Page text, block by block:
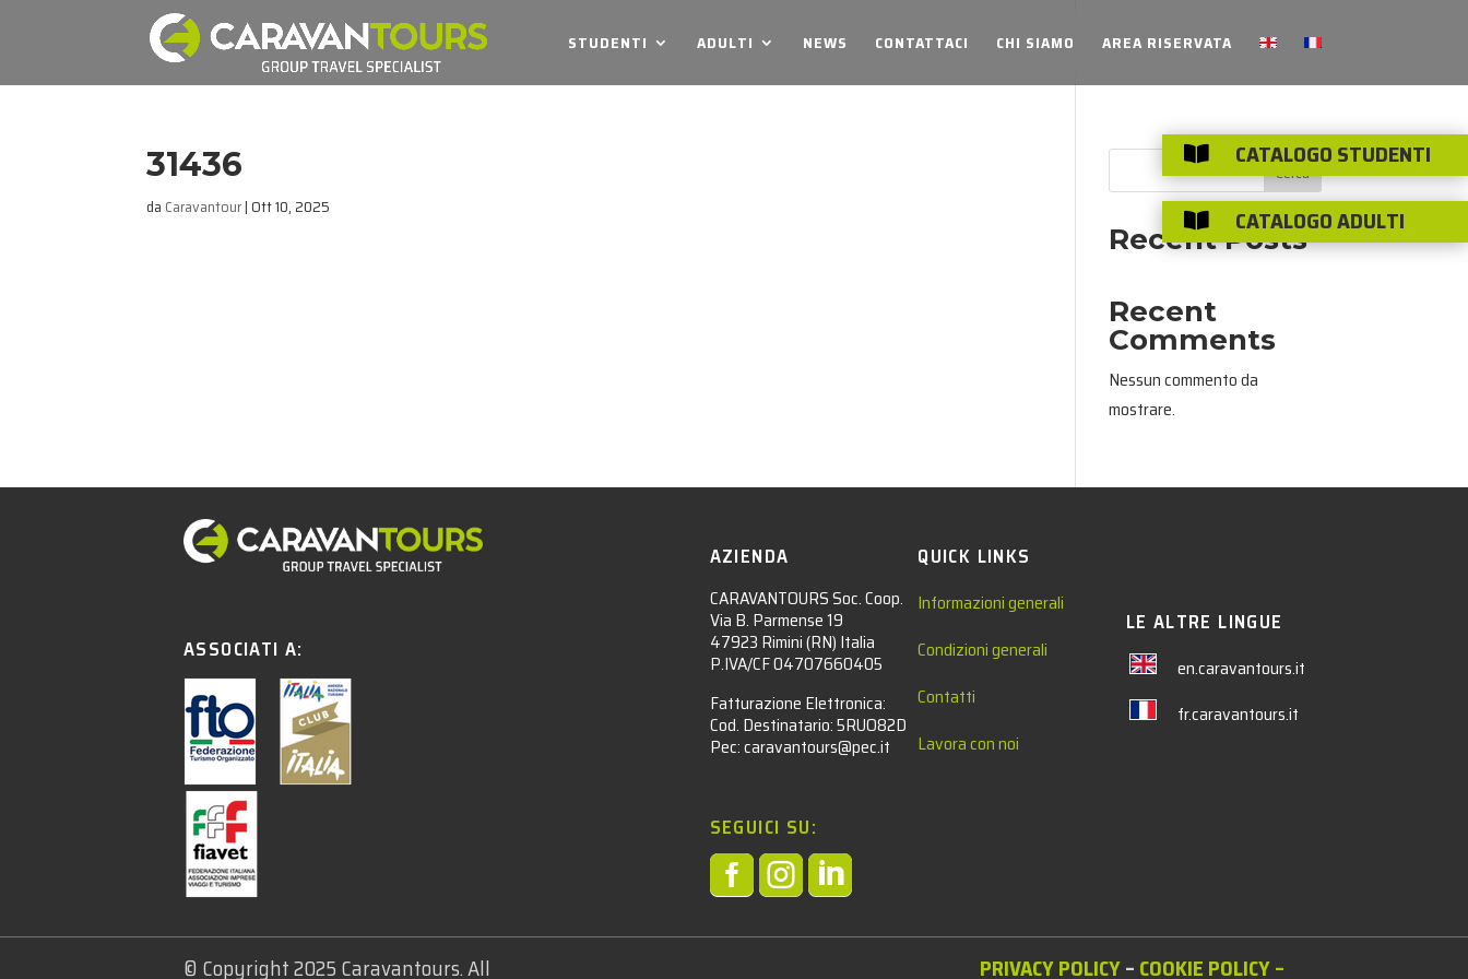
STUDENTI ADULTI NEWS CONTATTACI CHI SIAMO AREA RISERVATA
31436
da Caravantour|Ott 10, 2025
Cerca
Recent Posts
Recent
Comments
Nessun commento da
mostrare.
ASSOCIATI A:
AZIENDA
CARAVANTOURS Soc. Coop.
Via B. Parmense 19
47923 Rimini (RN) Italia
P.IVA/CF 04707660405
Fatturazione Elettronica:
Cod. Destinatario: 5RUO82D
Pec: caravantours@pec.it
SEGUICI SU:

QUICK LINKS
Informazioni generali
Condizioni generali
Contatti
Lavora con noi
LE ALTRE LINGUE
en.caravantours.it
fr.caravantours.it
© Copyright 2025 Caravantours. All PRIVACY POLICY– COOKIE POLICY–
 CATALOGO STUDENTI
 CATALOGO ADULTI